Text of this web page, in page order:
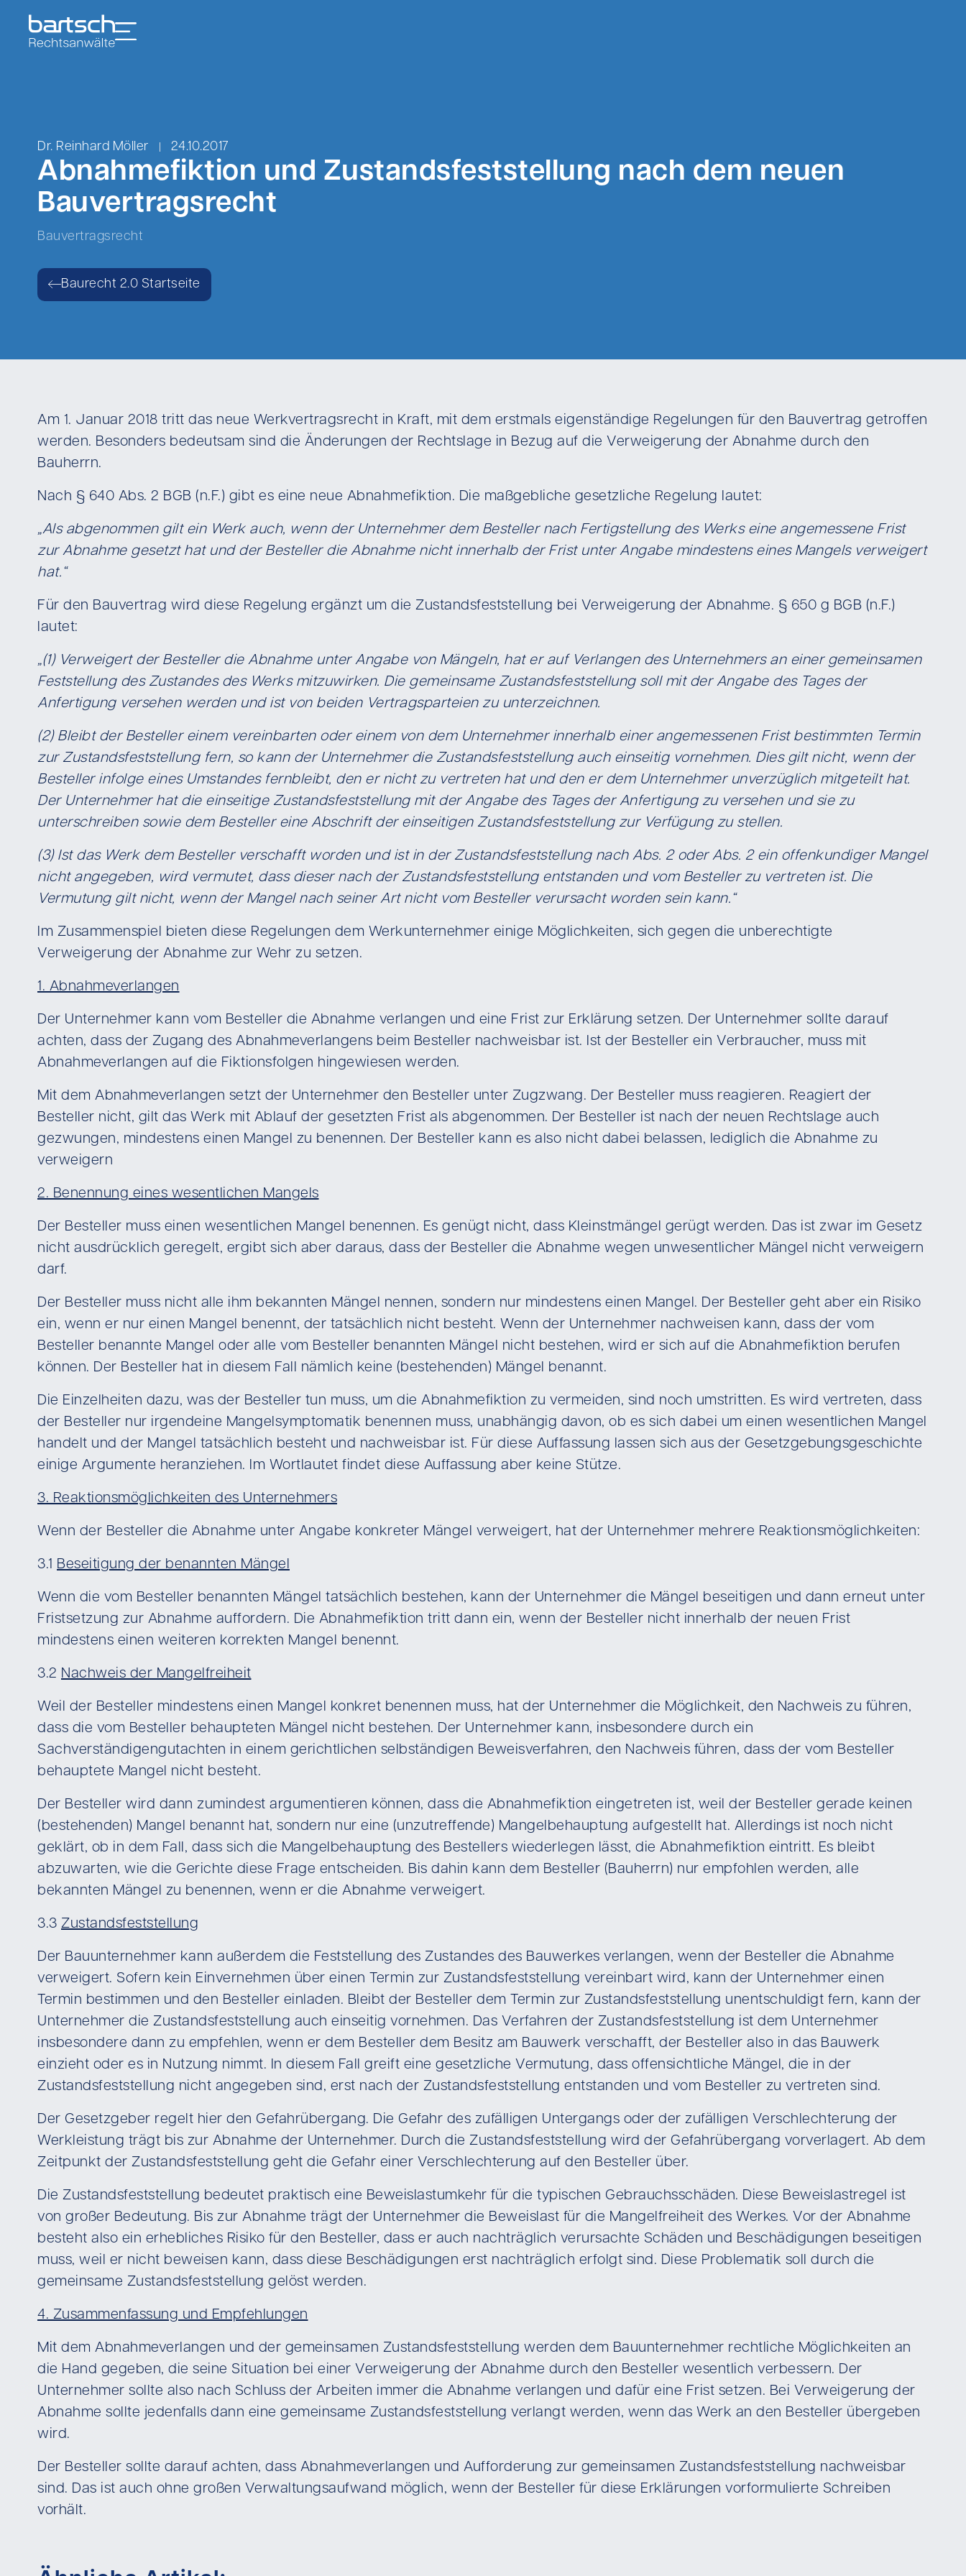
Dr. Reinhard Möller 24.10.2017
Abnahmefiktion und Zustandsfeststellung nach dem neuen
Bauvertragsrecht
Bauvertragsrecht
Baurecht 2.0 Startseite
Am 1. Januar 2018 tritt das neue Werkvertragsrecht in Kraft, mit dem erstmals eigenständige Regelungen für den Bauvertrag getroffen
werden. Besonders bedeutsam sind die Änderungen der Rechtslage in Bezug auf die Verweigerung der Abnahme durch den
Bauherrn.
Nach § 640 Abs. 2 BGB (n.F.) gibt es eine neue Abnahmefiktion. Die maßgebliche gesetzliche Regelung lautet:
„Als abgenommen gilt ein Werk auch, wenn der Unternehmer dem Besteller nach Fertigstellung des Werks eine angemessene Frist
zur Abnahme gesetzt hat und der Besteller die Abnahme nicht innerhalb der Frist unter Angabe mindestens eines Mangels verweigert
hat.“
Für den Bauvertrag wird diese Regelung ergänzt um die Zustandsfeststellung bei Verweigerung der Abnahme. § 650 g BGB (n.F.)
lautet:
„(1) Verweigert der Besteller die Abnahme unter Angabe von Mängeln, hat er auf Verlangen des Unternehmers an einer gemeinsamen
Feststellung des Zustandes des Werks mitzuwirken. Die gemeinsame Zustandsfeststellung soll mit der Angabe des Tages der
Anfertigung versehen werden und ist von beiden Vertragsparteien zu unterzeichnen.
(2) Bleibt der Besteller einem vereinbarten oder einem von dem Unternehmer innerhalb einer angemessenen Frist bestimmten Termin
zur Zustandsfeststellung fern, so kann der Unternehmer die Zustandsfeststellung auch einseitig vornehmen. Dies gilt nicht, wenn der
Besteller infolge eines Umstandes fernbleibt, den er nicht zu vertreten hat und den er dem Unternehmer unverzüglich mitgeteilt hat.
Der Unternehmer hat die einseitige Zustandsfeststellung mit der Angabe des Tages der Anfertigung zu versehen und sie zu
unterschreiben sowie dem Besteller eine Abschrift der einseitigen Zustandsfeststellung zur Verfügung zu stellen.
(3) Ist das Werk dem Besteller verschafft worden und ist in der Zustandsfeststellung nach Abs. 2 oder Abs. 2 ein offenkundiger Mangel
nicht angegeben, wird vermutet, dass dieser nach der Zustandsfeststellung entstanden und vom Besteller zu vertreten ist. Die
Vermutung gilt nicht, wenn der Mangel nach seiner Art nicht vom Besteller verursacht worden sein kann.“
Im Zusammenspiel bieten diese Regelungen dem Werkunternehmer einige Möglichkeiten, sich gegen die unberechtigte
Verweigerung der Abnahme zur Wehr zu setzen.
1. Abnahmeverlangen
Der Unternehmer kann vom Besteller die Abnahme verlangen und eine Frist zur Erklärung setzen. Der Unternehmer sollte darauf
achten, dass der Zugang des Abnahmeverlangens beim Besteller nachweisbar ist. Ist der Besteller ein Verbraucher, muss mit
Abnahmeverlangen auf die Fiktionsfolgen hingewiesen werden.
Mit dem Abnahmeverlangen setzt der Unternehmer den Besteller unter Zugzwang. Der Besteller muss reagieren. Reagiert der
Besteller nicht, gilt das Werk mit Ablauf der gesetzten Frist als abgenommen. Der Besteller ist nach der neuen Rechtslage auch
gezwungen, mindestens einen Mangel zu benennen. Der Besteller kann es also nicht dabei belassen, lediglich die Abnahme zu
verweigern
2. Benennung eines wesentlichen Mangels
Der Besteller muss einen wesentlichen Mangel benennen. Es genügt nicht, dass Kleinstmängel gerügt werden. Das ist zwar im Gesetz
nicht ausdrücklich geregelt, ergibt sich aber daraus, dass der Besteller die Abnahme wegen unwesentlicher Mängel nicht verweigern
darf.
Der Besteller muss nicht alle ihm bekannten Mängel nennen, sondern nur mindestens einen Mangel. Der Besteller geht aber ein Risiko
ein, wenn er nur einen Mangel benennt, der tatsächlich nicht besteht. Wenn der Unternehmer nachweisen kann, dass der vom
Besteller benannte Mangel oder alle vom Besteller benannten Mängel nicht bestehen, wird er sich auf die Abnahmefiktion berufen
können. Der Besteller hat in diesem Fall nämlich keine (bestehenden) Mängel benannt.
Die Einzelheiten dazu, was der Besteller tun muss, um die Abnahmefiktion zu vermeiden, sind noch umstritten. Es wird vertreten, dass
der Besteller nur irgendeine Mangelsymptomatik benennen muss, unabhängig davon, ob es sich dabei um einen wesentlichen Mangel
handelt und der Mangel tatsächlich besteht und nachweisbar ist. Für diese Auffassung lassen sich aus der Gesetzgebungsgeschichte
einige Argumente heranziehen. Im Wortlautet findet diese Auffassung aber keine Stütze.
3. Reaktionsmöglichkeiten des Unternehmers
Wenn der Besteller die Abnahme unter Angabe konkreter Mängel verweigert, hat der Unternehmer mehrere Reaktionsmöglichkeiten:
3.1 Beseitigung der benannten Mängel
Wenn die vom Besteller benannten Mängel tatsächlich bestehen, kann der Unternehmer die Mängel beseitigen und dann erneut unter
Fristsetzung zur Abnahme auffordern. Die Abnahmefiktion tritt dann ein, wenn der Besteller nicht innerhalb der neuen Frist
mindestens einen weiteren korrekten Mangel benennt.
3.2 Nachweis der Mangelfreiheit
Weil der Besteller mindestens einen Mangel konkret benennen muss, hat der Unternehmer die Möglichkeit, den Nachweis zu führen,
dass die vom Besteller behaupteten Mängel nicht bestehen. Der Unternehmer kann, insbesondere durch ein
Sachverständigengutachten in einem gerichtlichen selbständigen Beweisverfahren, den Nachweis führen, dass der vom Besteller
behauptete Mangel nicht besteht.
Der Besteller wird dann zumindest argumentieren können, dass die Abnahmefiktion eingetreten ist, weil der Besteller gerade keinen
(bestehenden) Mangel benannt hat, sondern nur eine (unzutreffende) Mangelbehauptung aufgestellt hat. Allerdings ist noch nicht
geklärt, ob in dem Fall, dass sich die Mangelbehauptung des Bestellers wiederlegen lässt, die Abnahmefiktion eintritt. Es bleibt
abzuwarten, wie die Gerichte diese Frage entscheiden. Bis dahin kann dem Besteller (Bauherrn) nur empfohlen werden, alle
bekannten Mängel zu benennen, wenn er die Abnahme verweigert.
3.3 Zustandsfeststellung
Der Bauunternehmer kann außerdem die Feststellung des Zustandes des Bauwerkes verlangen, wenn der Besteller die Abnahme
verweigert. Sofern kein Einvernehmen über einen Termin zur Zustandsfeststellung vereinbart wird, kann der Unternehmer einen
Termin bestimmen und den Besteller einladen. Bleibt der Besteller dem Termin zur Zustandsfeststellung unentschuldigt fern, kann der
Unternehmer die Zustandsfeststellung auch einseitig vornehmen. Das Verfahren der Zustandsfeststellung ist dem Unternehmer
insbesondere dann zu empfehlen, wenn er dem Besteller dem Besitz am Bauwerk verschafft, der Besteller also in das Bauwerk
einzieht oder es in Nutzung nimmt. In diesem Fall greift eine gesetzliche Vermutung, dass offensichtliche Mängel, die in der
Zustandsfeststellung nicht angegeben sind, erst nach der Zustandsfeststellung entstanden und vom Besteller zu vertreten sind.
Der Gesetzgeber regelt hier den Gefahrübergang. Die Gefahr des zufälligen Untergangs oder der zufälligen Verschlechterung der
Werkleistung trägt bis zur Abnahme der Unternehmer. Durch die Zustandsfeststellung wird der Gefahrübergang vorverlagert. Ab dem
Zeitpunkt der Zustandsfeststellung geht die Gefahr einer Verschlechterung auf den Besteller über.
Die Zustandsfeststellung bedeutet praktisch eine Beweislastumkehr für die typischen Gebrauchsschäden. Diese Beweislastregel ist
von großer Bedeutung. Bis zur Abnahme trägt der Unternehmer die Beweislast für die Mangelfreiheit des Werkes. Vor der Abnahme
besteht also ein erhebliches Risiko für den Besteller, dass er auch nachträglich verursachte Schäden und Beschädigungen beseitigen
muss, weil er nicht beweisen kann, dass diese Beschädigungen erst nachträglich erfolgt sind. Diese Problematik soll durch die
gemeinsame Zustandsfeststellung gelöst werden.
4. Zusammenfassung und Empfehlungen
Mit dem Abnahmeverlangen und der gemeinsamen Zustandsfeststellung werden dem Bauunternehmer rechtliche Möglichkeiten an
die Hand gegeben, die seine Situation bei einer Verweigerung der Abnahme durch den Besteller wesentlich verbessern. Der
Unternehmer sollte also nach Schluss der Arbeiten immer die Abnahme verlangen und dafür eine Frist setzen. Bei Verweigerung der
Abnahme sollte jedenfalls dann eine gemeinsame Zustandsfeststellung verlangt werden, wenn das Werk an den Besteller übergeben
wird.
Der Besteller sollte darauf achten, dass Abnahmeverlangen und Aufforderung zur gemeinsamen Zustandsfeststellung nachweisbar
sind. Das ist auch ohne großen Verwaltungsaufwand möglich, wenn der Besteller für diese Erklärungen vorformulierte Schreiben
vorhält.